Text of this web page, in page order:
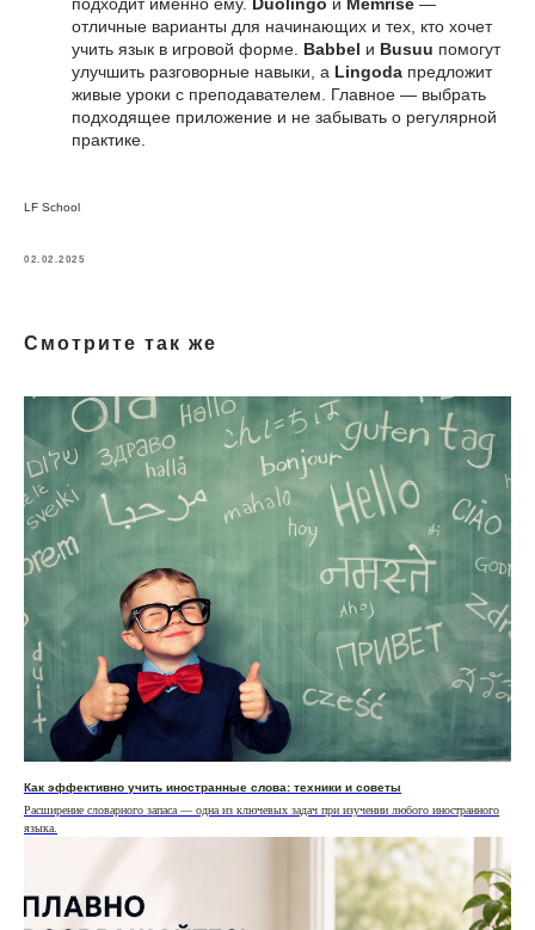
отличные варианты для начинающих и тех, кто хочет
учить язык в игровой форме. Babbel и Busuu помогут
улучшить разговорные навыки, а Lingoda предложит
живые уроки с преподавателем. Главное — выбрать
подходящее приложение и не забывать о регулярной
практике.
LF School
02.02.2025
Смотрите так же
Как эффективно учить иностранные слова: техники и советы
Расширение словарного запаса — одна из ключевых задач при изучении любого иностранного
языка.